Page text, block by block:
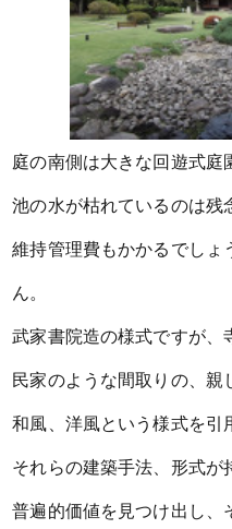
庭の南側は大きな回遊式庭
池の水が枯れているのは残
維持管理費もかかるでしょ
ん。
武家書院造の様式ですが、
民家のような間取りの、親
和風、洋風という様式を引
それらの建築手法、形式が
普遍的価値を見つけ出し、